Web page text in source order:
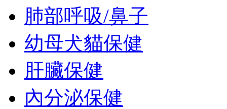
肺部呼吸/鼻子
幼母犬貓保健
肝臟保健
內分泌保健